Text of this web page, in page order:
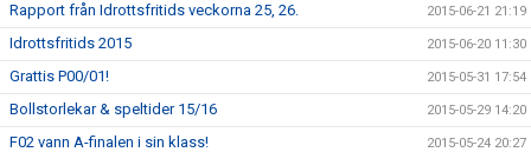
Rapport från Idrottsfritids veckorna 25, 26. 2015-06-21 21:19
Idrottsfritids 2015 2015-06-20 11:30
Grattis P00/01! 2015-05-31 17:54
Bollstorlekar & speltider 15/16 2015-05-29 14:20
F02 vann A-finalen i sin klass! 2015-05-24 20:27